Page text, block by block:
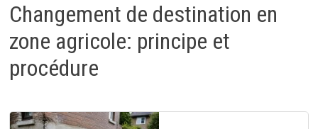
Changement de destination en
zone agricole: principe et
procédure